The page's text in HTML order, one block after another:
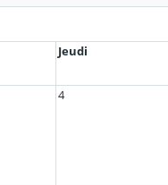
Jeudi
4